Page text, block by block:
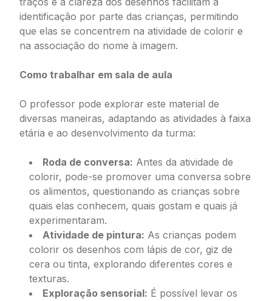
identificação por parte das crianças, permitindo
que elas se concentrem na atividade de colorir e
na associação do nome à imagem.
Como trabalhar em sala de aula
O professor pode explorar este material de
diversas maneiras, adaptando as atividades à faixa
etária e ao desenvolvimento da turma:
Roda de conversa: Antes da atividade de
colorir, pode-se promover uma conversa sobre
os alimentos, questionando as crianças sobre
quais elas conhecem, quais gostam e quais já
experimentaram.
Atividade de pintura: As crianças podem
colorir os desenhos com lápis de cor, giz de
cera ou tinta, explorando diferentes cores e
texturas.
Exploração sensorial: É possível levar os